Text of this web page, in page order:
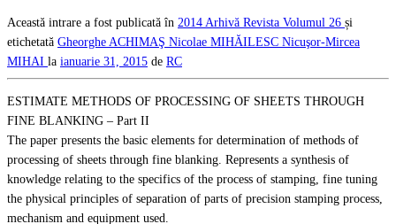
Această intrare a fost publicată în 2014 Arhivă Revista Volumul 26 și
etichetată Gheorghe ACHIMAŞ Nicolae MIHĂILESC Nicuşor-Mircea
MIHAI la ianuarie 31, 2015 de RC
ESTIMATE METHODS OF PROCESSING OF SHEETS THROUGH
FINE BLANKING – Part II
The paper presents the basic elements for determination of methods of
processing of sheets through fine blanking. Represents a synthesis of
knowledge relating to the specifics of the process of stamping, fine tuning
the physical principles of separation of parts of precision stamping process,
mechanism and equipment used.